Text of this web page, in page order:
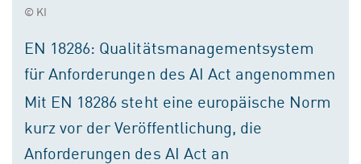
© KI
EN 18286: Qualitätsmanagementsystem
für Anforderungen des AI Act angenommen
Mit EN 18286 steht eine europäische Norm
kurz vor der Veröffentlichung, die
Anforderungen des AI Act an